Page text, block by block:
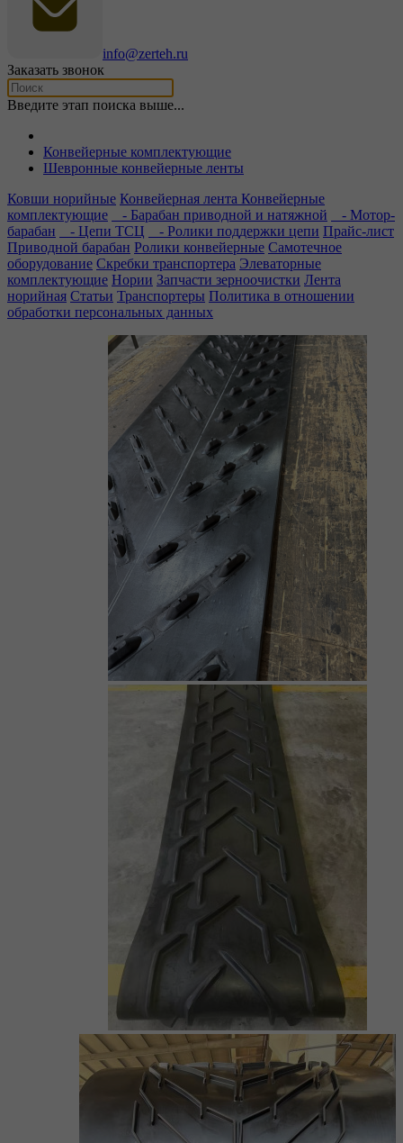
info@zerteh.ru
Заказать звонок
Введите этап поиска выше...
Конвейерные комплектующие
Шевронные конвейерные ленты
Ковши норийные Конвейерная лента Конвейерные
комплектующие
- Барабан приводной и натяжной
- Мотор-
барабан
- Цепи ТСЦ - Ролики поддержки цепи Прайс-лист
Приводной барабан Ролики конвейерные Самотечное
оборудование Скребки транспортера Элеваторные
комплектующие Нории Запчасти зерноочистки Лента
норийная Статьи Транспортеры Политика в отношении
обработки персональных данных